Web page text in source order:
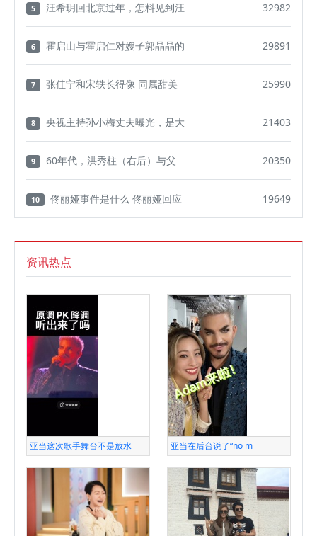
5 汪希玥回北京过年，怎料见到汪 32982
6 霍启山与霍启仁对嫂子郭晶晶的 29891
7 张佳宁和宋轶长得像 同属甜美 25990
8 央视主持孙小梅丈夫曝光，是大 21403
9 60年代，洪秀柱（右后）与父 20350
10 佟丽娅事件是什么 佟丽娅回应 19649
资讯热点
亚当这次歌手舞台不是放水 亚当在后台说了“no m